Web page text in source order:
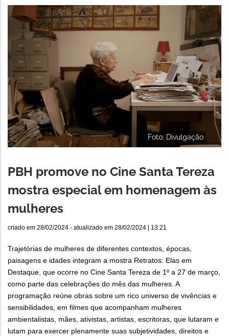
navegação
Foto: Divulgação
PBH promove no Cine Santa Tereza
mostra especial em homenagem às
mulheres
criado em 28/02/2024 - atualizado em 28/02/2024 | 13:21
Trajetórias de mulheres de diferentes contextos, épocas,
paisagens e idades integram a mostra Retratos: Elas em
Destaque, que ocorre no Cine Santa Tereza de 1º a 27 de março,
como parte das celebrações do mês das mulheres. A
programação reúne obras sobre um rico universo de vivências e
sensibilidades, em filmes que acompanham mulheres
ambientalistas, mães, ativistas, artistas, escritoras, que lutaram e
lutam para exercer plenamente suas subjetividades, direitos e